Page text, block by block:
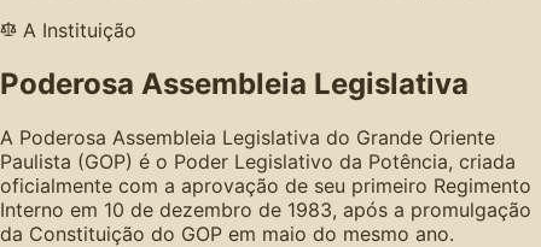
A Instituição
Poderosa Assembleia Legislativa
A Poderosa Assembleia Legislativa do Grande Oriente
Paulista (GOP) é o Poder Legislativo da Potência, criada
oficialmente com a aprovação de seu primeiro Regimento
Interno em 10 de dezembro de 1983, após a promulgação
da Constituição do GOP em maio do mesmo ano.